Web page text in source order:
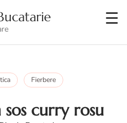
Fierbere
curry rosu